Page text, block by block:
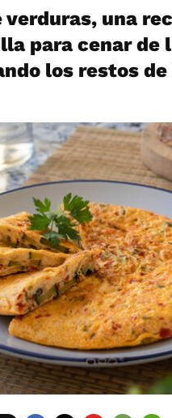
una
para cenar de
los restos de